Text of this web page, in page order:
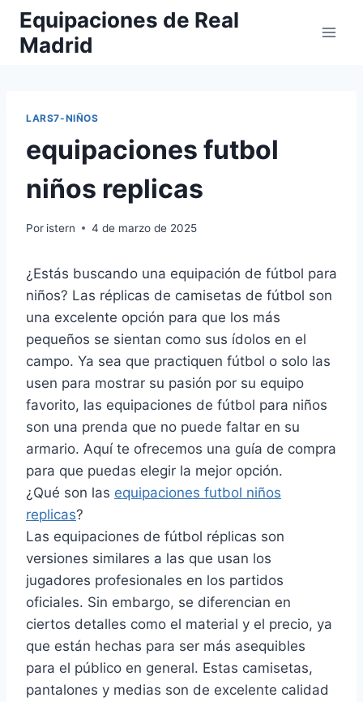
Saltar
contenido
Equipaciones de Real
Madrid
LARS7-NIÑOS
equipaciones futbol
niños replicas
Por istern 4 de marzo de 2025
¿Estás buscando una equipación de fútbol para
niños? Las réplicas de camisetas de fútbol son
una excelente opción para que los más
pequeños se sientan como sus ídolos en el
campo. Ya sea que practiquen fútbol o solo las
usen para mostrar su pasión por su equipo
favorito, las equipaciones de fútbol para niños
son una prenda que no puede faltar en su
armario. Aquí te ofrecemos una guía de compra
para que puedas elegir la mejor opción.
¿Qué son las equipaciones futbol niños
replicas?
Las equipaciones de fútbol réplicas son
versiones similares a las que usan los
jugadores profesionales en los partidos
oficiales. Sin embargo, se diferencian en
ciertos detalles como el material y el precio, ya
que están hechas para ser más asequibles
para el público en general. Estas camisetas,
pantalones y medias son de excelente calidad